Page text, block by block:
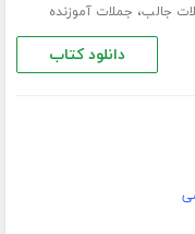
جالب، جملات آموزنده
دانلود کتاب